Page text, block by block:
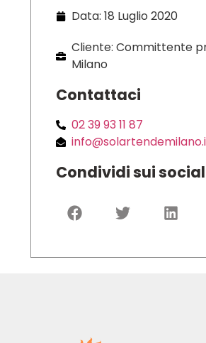
Data: 18 Luglio 2020
Cliente: Committente
Milano
Contattaci
02 39 93 11 87
Condividi sui social